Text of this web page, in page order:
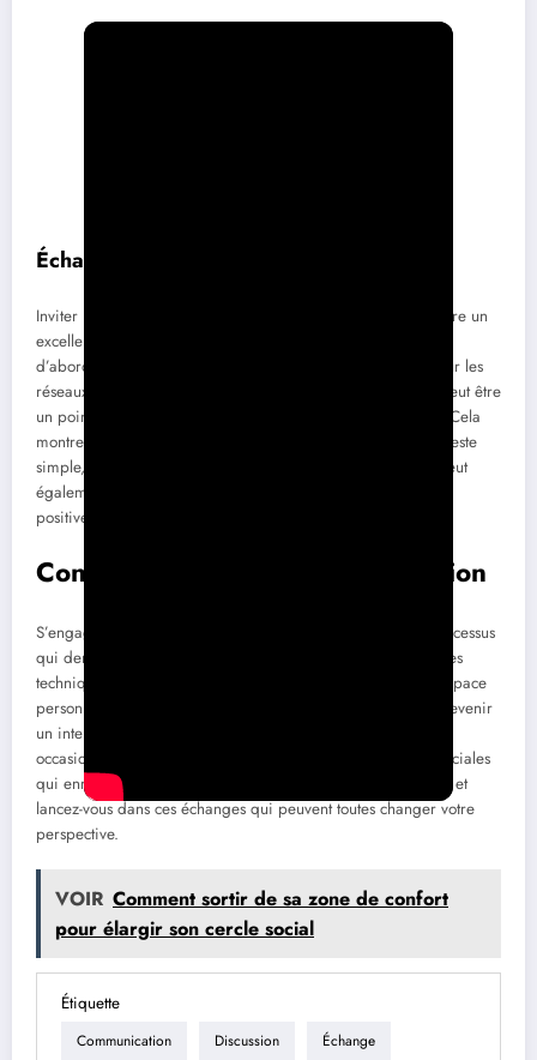
Échanges de contact : quand et comment
Inviter l’autre à échanger des informations de contact peut être un
excellent moyen d’aller plus loin. Cependant, il est crucial
d’aborder cela avec délicatesse. Proposer de se connecter sur les
réseaux sociaux ou d’échanger des numéros de téléphone peut être
un point de départ, à condition que l’autre se sente à l’aise. Cela
montre que vous souhaitez entretenir la relation initiée. Un geste
simple, comme échanger un sourire ou un remerciement, peut
également dynamiser la discussion et laisser une impression
positive.
Conclusion : L’art de la conversation
S’engager dans une conversation avec un inconnu est un processus
qui demande du courage et de la pratique. En pratiquant des
techniques comme l’utilisation de l’humour, le respect de l’espace
personnel et l’ouverture à de nouveaux sujets, chacun peut devenir
un interlocuteur assuré. Chaque interaction est une nouvelle
occasion d’apprendre et de développer des compétences sociales
qui enrichissent notre vie quotidienne. Alors, ayez confiance et
lancez-vous dans ces échanges qui peuvent toutes changer votre
perspective.
VOIR Comment sortir de sa zone de confort
pour élargir son cercle social
Étiquette
Communication Discussion Échange